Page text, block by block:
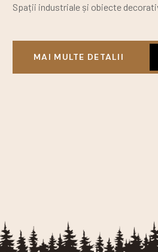
Spații industriale și obiecte
MAI MULTE DETALII